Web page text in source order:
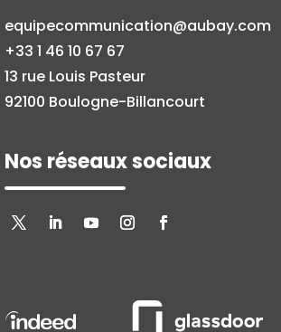
equipecommunication@aubay.com
+33 1 46 10 67 67
13 rue Louis Pasteur
92100 Boulogne-Billancourt
Nos réseaux sociaux